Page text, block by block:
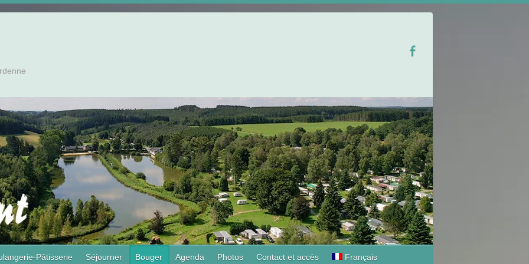
Pâtisserie Séjourner Bouger Agenda Photos Contact et accès Français